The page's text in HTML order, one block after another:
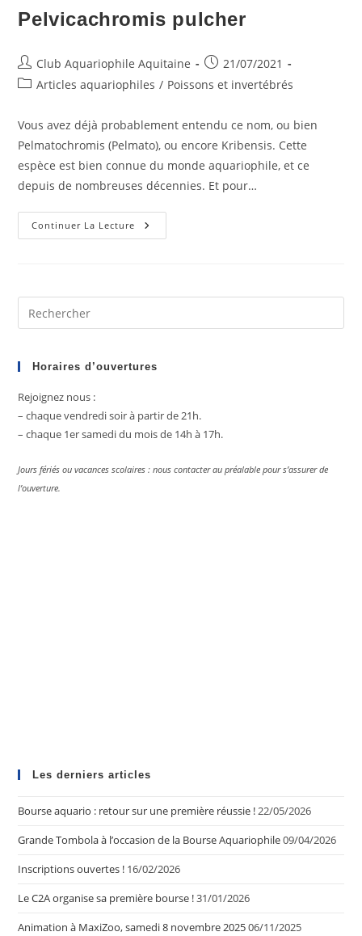
Pelvicachromis pulcher
Auteur/autrice
de
Club Aquariophile Aquitaine
Publication
publiée :
21/07/2021
PostArticles aquariophiles / Poissons et invertébrés
Vous avez déjà probablement entendu ce nom, ou bien
Pelmatochromis (Pelmato), ou encore Kribensis. Cette
espèce est bien connue du monde aquariophile, et ce
depuis de nombreuses décennies. Et pour…
Continuer La Lecture Pelvicachromis
Pulcher
Horaires d’ouvertures
Rejoignez nous :
– chaque vendredi soir à partir de 21h.
– chaque 1er samedi du mois de 14h à 17h.
Jours fériés ou vacances scolaires : nous contacter au préalable pour s’assurer de
l’ouverture.
Les derniers articles
Bourse aquario : retour sur une première réussie !22/05/2026
Grande Tombola à l’occasion de la Bourse Aquariophile09/04/2026
Inscriptions ouvertes ! 16/02/2026
Le C2A organise sa première bourse !31/01/2026
Animation à MaxiZoo, samedi 8 novembre 202506/11/2025